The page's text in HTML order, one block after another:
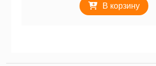
В корзину